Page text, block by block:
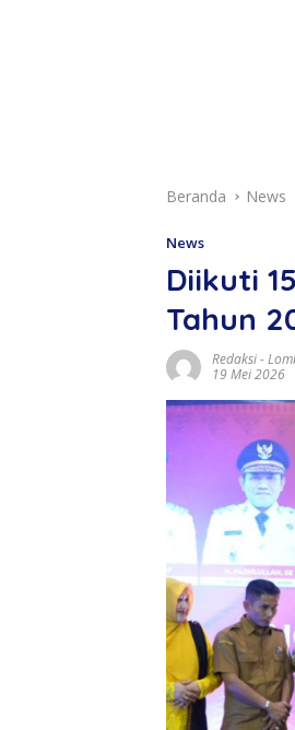
Beranda News
News
Diikuti
Tahun
Redaksi-
19 Mei 2026